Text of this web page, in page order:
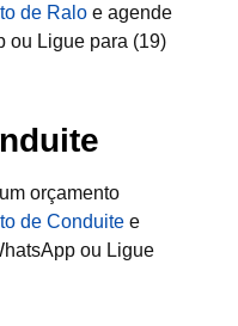
de Ralo e agende
ou Ligue para (19)
orçamento
de Conduite e
ou Ligue